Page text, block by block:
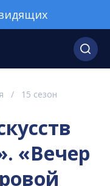
/ 15 сезон
«Вечер